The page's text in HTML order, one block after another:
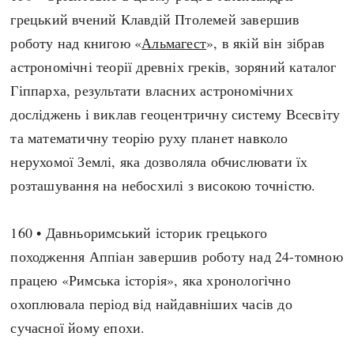
Рубрики
Авіація і космонавтика
Архітектура і будівництво
Битви і війни
Катастрофи
Кримінал
Культура і мистецтво
Наука, освіта і техніка
Особистості
Подорожі і відкриття
Політика
Релігія
Україна
Княжа доба
Козацька доба
Українська революція
Україна радянська
Україна незалежна
ЗНО
Хронологія
Античні часи
Темні віки
Високе Середньовіччя
грецький вчений Клавдій Птолемей завершив
роботу над книгою «Альмагест», в якій він зібрав
астрономічні теорії древніх греків, зоряний каталог
Гіппарха, результати власних астрономічних
досліджень і виклав геоцентричну систему Всесвіту
та математичну теорію руху планет навколо
нерухомої Землі, яка дозволяла обчислювати їх
розташування на небосхилі з високою точністю.
160 • Давньоримський історик грецького
походження Аппіан завершив роботу над 24-томною
працею «Римська історія», яка хронологічно
охоплювала період від найдавніших часів до
сучасної йому епохи.